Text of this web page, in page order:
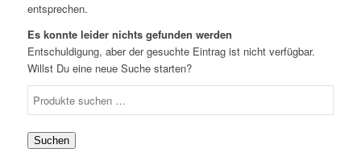
entsprechen.
Es konnte leider nichts gefunden werden
Entschuldigung, aber der gesuchte Eintrag ist nicht verfügbar.
Willst Du eine neue Suche starten?
Suchen